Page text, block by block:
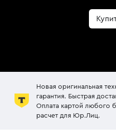
Новая оригинальная
гарантия. Быстрая
Оплата картой любого
расчет для Юр.Лиц.